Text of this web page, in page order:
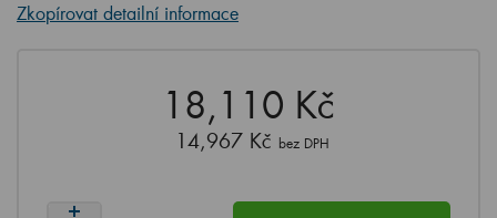
Zkopírovat detailní informace
18,110 Kč
14,967 Kč bez DPH